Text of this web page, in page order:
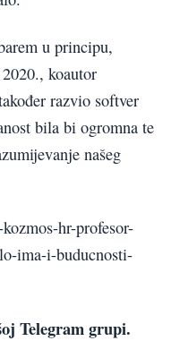
u principu,
koautor
razvio softver
bila bi ogromna te
našeg
hr-profesor-
ima-i-buducnosti-
Telegram grupi.